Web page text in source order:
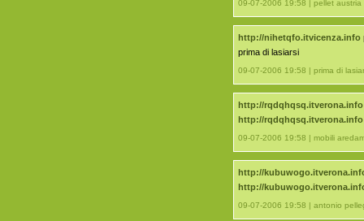
09-07-2006 19:58 | pellet
http://nihetqfo.itvicenza.info
prima di lasiarsi
09-07-2006 19:58 | prima di
http://rqdqhqsq.itverona.info
http://rqdqhqsq.itverona.info
09-07-2006 19:58 | mobili
http://
http://
09-07-2006 19:58 | antonio